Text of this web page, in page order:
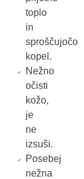
toplo
in
sproščujočo
kopel.
Nežno
očisti
kožo,
je
ne
izsuši.
Posebej
nežna